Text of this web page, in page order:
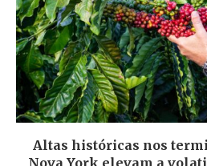
Altas históricas nos